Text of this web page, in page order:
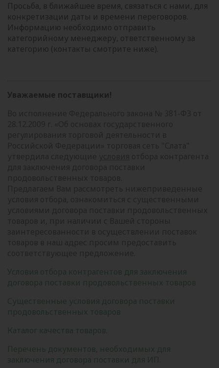
Просьба, в ближайшее время, связаться с нами, для
конкретизации даты и времени переговоров.
Информацию необходимо отправить
категорийному менеджеру, ответственному за
категорию (контакты смотрите ниже).
Уважаемые поставщики!
Условия отбора контрагентов для заключения
договора поставки продовольственных товаров
Существенные условия договора поставки
продовольственных товаров
Каталог качества товаров.
Перечень документов, необходимых для
заключения договора поставки для ИП.